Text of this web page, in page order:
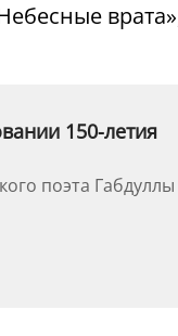
150-летия
поэта Габдуллы